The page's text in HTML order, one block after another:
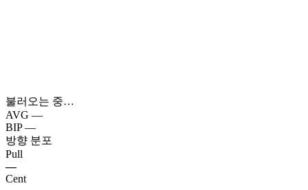
불러오는 중…
AVG —
BIP —
방향 분포
Pull
—
Cent